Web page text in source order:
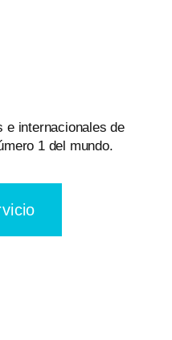
e internacionales de
1 del mundo.